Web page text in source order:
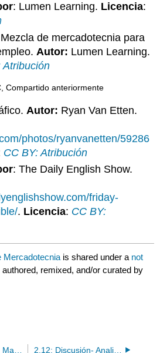
: Lumen Learning. Licencia:
de mercadotecnia para
Autor: Lumen Learning.
Atribución
Compartido anteriormente
Autor: Ryan Van Etten.
photos/ryanvanetten/59286
CC BY: Atribución
: The Daily English Show.
friday-
. Licencia: CC BY:
Mercadotecniais shared under a not
authored, remixed, and/or curated by
2.12: Discusión- Analizar esfuerzos de mercadotecnia